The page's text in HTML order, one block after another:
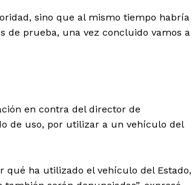
sino que al mismo tiempo habría
de prueba, una vez concluido vamos a
en contra del director de
de uso, por utilizar a un vehículo del
qué ha utilizado el vehículo del Estado,